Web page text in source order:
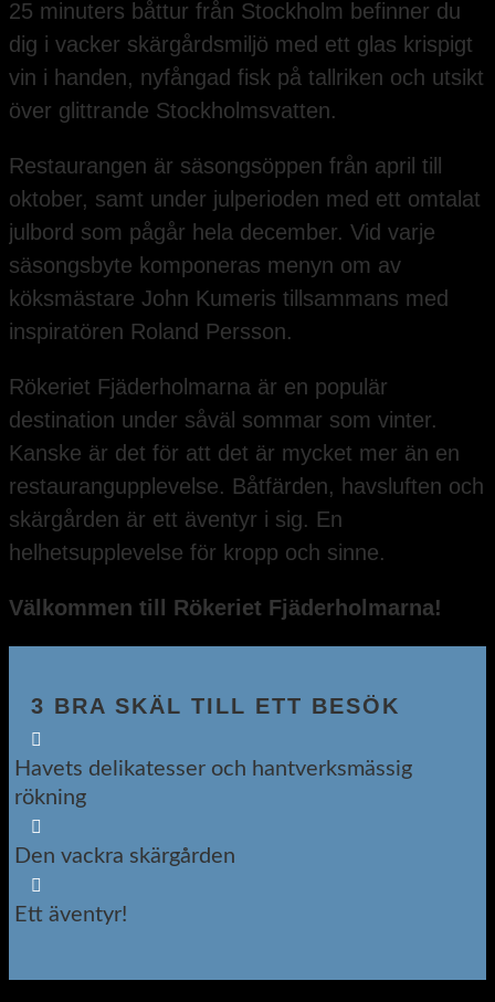
25 minuters båttur från Stockholm befinner du
dig i vacker skärgårdsmiljö med ett glas krispigt
vin i handen, nyfångad fisk på tallriken och utsikt
över glittrande Stockholmsvatten.
Restaurangen är säsongsöppen från april till
oktober, samt under julperioden med ett omtalat
julbord som pågår hela december. Vid varje
säsongsbyte komponeras menyn om av
köksmästare John Kumeris tillsammans med
inspiratören Roland Persson.
Rökeriet Fjäderholmarna är en populär
destination under såväl sommar som vinter.
Kanske är det för att det är mycket mer än en
restaurangupplevelse. Båtfärden, havsluften och
skärgården är ett äventyr i sig. En
helhetsupplevelse för kropp och sinne.
Välkommen till Rökeriet Fjäderholmarna!
3 BRA SKÄL TILL ETT BESÖK

Havets delikatesser och hantverksmässig
rökning

Den vackra skärgården

Ett äventyr!